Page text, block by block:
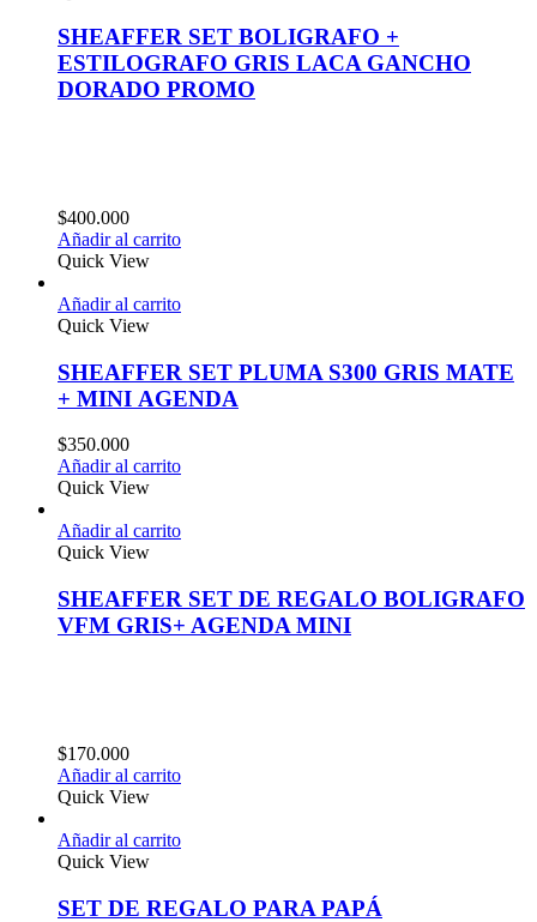
SHEAFFER SET BOLIGRAFO +
ESTILOGRAFO GRIS LACA GANCHO
DORADO PROMO
$400.000
Añadir al carrito
Quick View
Añadir al carrito
Quick View
SHEAFFER SET PLUMA S300 GRIS MATE
+ MINI AGENDA
$350.000
Añadir al carrito
Quick View
Añadir al carrito
Quick View
SHEAFFER SET DE REGALO BOLIGRAFO
VFM GRIS+ AGENDA MINI
$170.000
Añadir al carrito
Quick View
Añadir al carrito
Quick View
SET DE REGALO PARA PAPÁ